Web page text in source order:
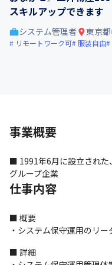
スキルアップできます
システム管理者 東京都
リモートワーク可 服装自由
事業概要
■ 1991年6月に設立された
グループ企業
仕事内容
■ 概要
・システム保守運用のリ
■ 詳細